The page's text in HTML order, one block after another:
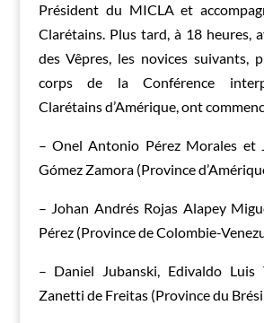
Président du MICLA et
Clarétains. Plus tard, à 18 heures,
des Vêpres, les novices suivants,
corps de la Conférence
Clarétains d’Amérique, ont
– Onel Antonio Pérez Morales et
Gómez Zamora (Province
– Johan Andrés Rojas Alapey
Pérez (Province de Colombie-
– Daniel Jubanski, Edivaldo Luis
Zanetti de Freitas (Province du